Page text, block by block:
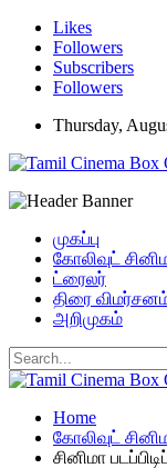
Likes
Followers
Subscribers
Followers
Thursday,
முகப்பு
கோலிவுட்
ட்ரைலர்
திரை
அறிமுகம்
Home
கோலிவுட்
சினிமா